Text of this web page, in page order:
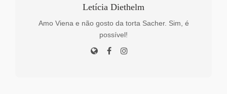
Letícia Diethelm
Amo Viena e não gosto da torta Sacher. Sim, é
possível!